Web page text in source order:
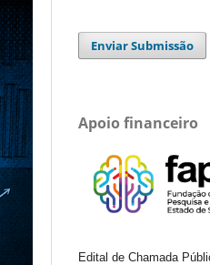
Enviar Submissão
Apoio financeiro
Edital de Chamada